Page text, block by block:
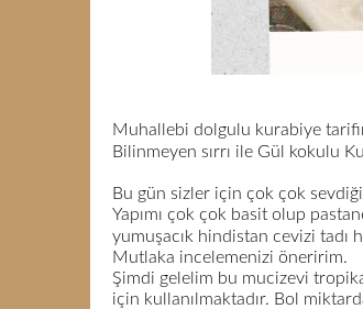
Muhallebi dolgulu kurabiye
Bilinmeyen sırrı ile Gül kokulu
Bu gün sizler için çok çok
Yapımı çok çok basit olup
yumuşacık hindistan cevizi
Mutlaka incelemenizi öneririm.
Şimdi gelelim bu mucizevi
için kullanılmaktadır. Bol